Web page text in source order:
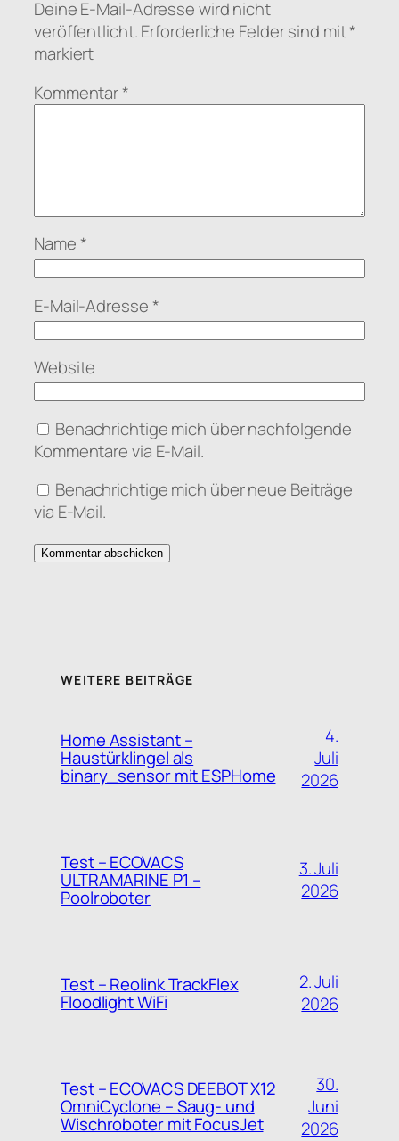
Deine E-Mail-Adresse wird nicht
veröffentlicht.Erforderliche Felder sind mit*
markiert
Kommentar*
Name *
E-Mail-Adresse *
Website
Benachrichtige mich über nachfolgende
Kommentare via E-Mail.
Benachrichtige mich über neue Beiträge
via E-Mail.
WEITERE BEITRÄGE
Home Assistant –
Haustürklingel als
binary_sensor mit ESPHome
4.
Juli
2026
Test – ECOVACS
ULTRAMARINE P1 –
Poolroboter
3. Juli
2026
Test – Reolink TrackFlex
Floodlight WiFi
2. Juli
2026
Test – ECOVACS DEEBOT X12
OmniCyclone – Saug- und
Wischroboter mit FocusJet
30.
Juni
2026